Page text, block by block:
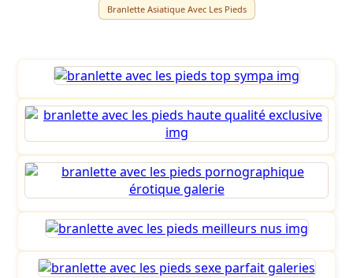
Branlette Asiatique Avec Les Pieds